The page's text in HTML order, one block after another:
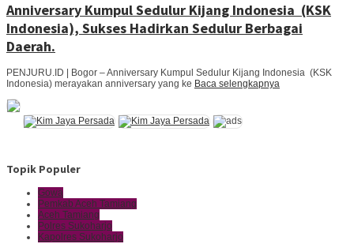
Anniversary Kumpul Sedulur Kijang Indonesia (KSK
Indonesia), Sukses Hadirkan Sedulur Berbagai
Daerah.
PENJURU.ID | Bogor – Anniversary Kumpul Sedulur Kijang Indonesia (KSK
Indonesia) merayakan anniversary yang ke Baca selengkapnya
Topik Populer
Gowa
Pemkab Aceh Tamiang
Aceh Tamiang
Polres Sukoharjo
Kapolres Sukoharjo